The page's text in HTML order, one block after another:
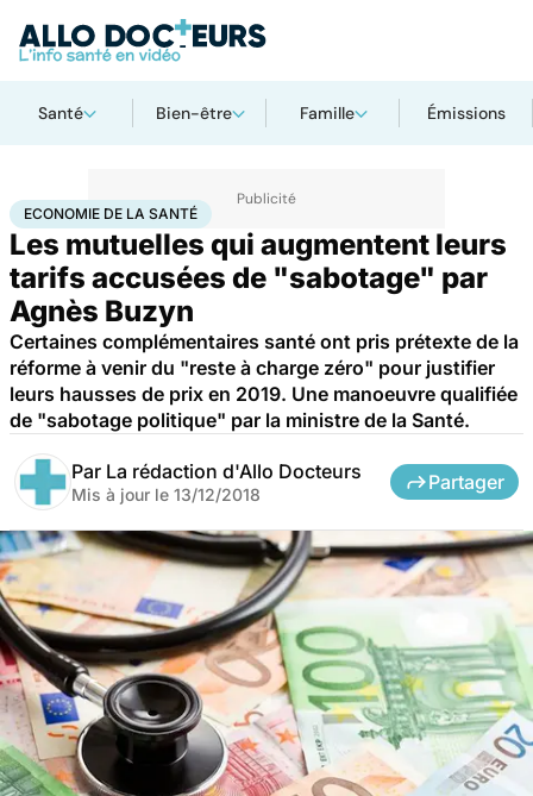
Santé Bien-être Famille Émissions
AccueilSantéSociétéÉconomie Economie de la santé
ECONOMIE DE LA SANTÉ
Les mutuelles qui augmentent leurs
tarifs accusées de "sabotage" par
Agnès Buzyn
Certaines complémentaires santé ont pris prétexte de la
réforme à venir du "reste à charge zéro" pour justifier
leurs hausses de prix en 2019. Une manoeuvre qualifiée
de "sabotage politique" par la ministre de la Santé.
Par La rédaction d'Allo Docteurs
Mis à jour le 13/12/2018
Partager